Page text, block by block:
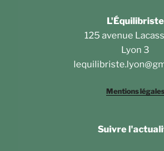
L'Équilibriste
125 avenue
Lyon 3
Mentions légales
Suivre